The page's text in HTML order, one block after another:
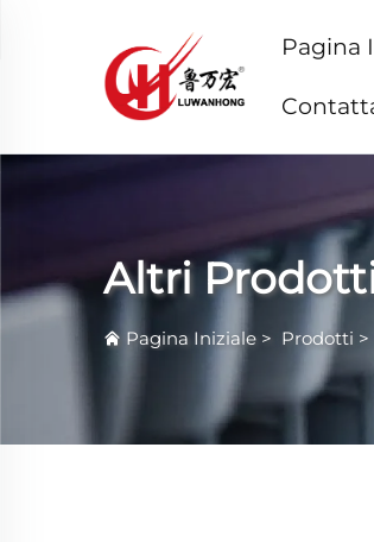
Pagina
Altri
Pagina Iniziale > Prodotti >